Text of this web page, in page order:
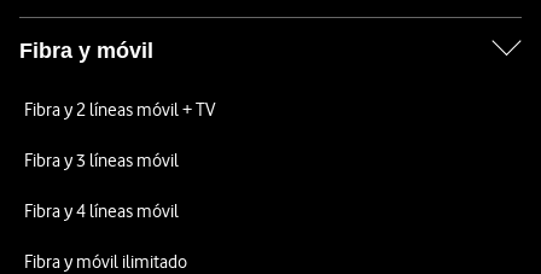
Fibra y móvil
Fibra y 2 líneas móvil + TV
Fibra y 3 líneas móvil
Fibra y 4 líneas móvil
Fibra y móvil ilimitado